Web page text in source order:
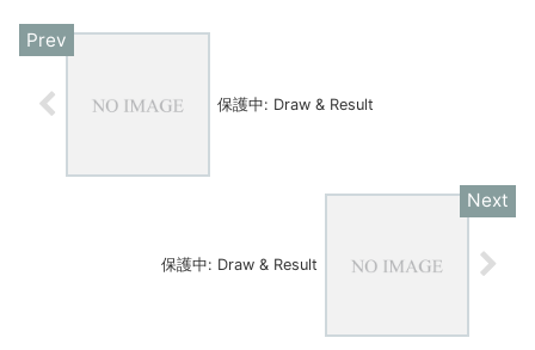
保護中: Draw & Result
保護中: Draw & Result